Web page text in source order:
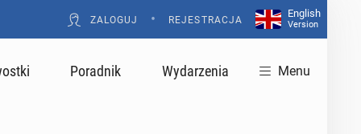
ZALOGUJ • REJESTRACJA
English
Version
Poradnik Wydarzenia Menu